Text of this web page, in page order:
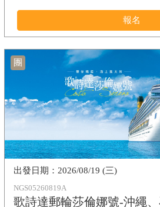
報名
團
NGS05260819A
歌詩達郵輪莎倫娜號-沖繩
2026/08/19 (三)